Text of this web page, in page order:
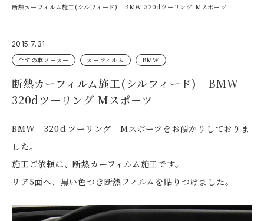
断熱カーフィルム施工(シルフィード) BMW 320dツーリング Mスポーツ
2015.7.31
全ての車メーカー
カーフィルム BMW
断熱カーフィルム施工(シルフィード) BMW
320dツーリング Mスポーツ
BMW 320ｄツーリング Mスポーツをお預かりしておりま
した。
施工ご依頼は、断熱カーフィルム施工です。
リア5面へ、黒い色つき断熱フィルムを貼りつけました。